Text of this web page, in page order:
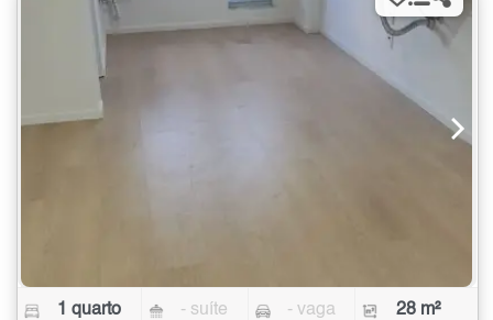
1 quarto - suíte - vaga 28 m²